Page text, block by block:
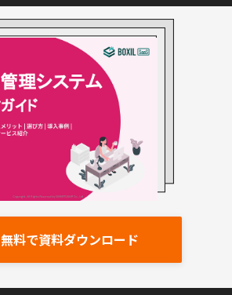
無料で資料ダウンロード